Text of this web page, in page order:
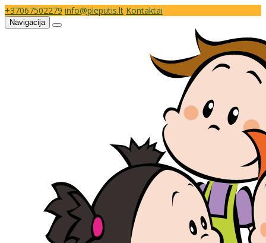
+37067502279 info@pleputis.lt Kontaktai
Navigacija